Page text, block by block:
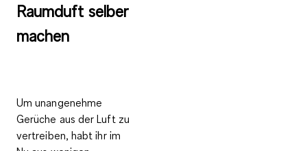
Raumduft selber
machen
Um unangenehme
Gerüche aus der Luft zu
vertreiben, habt ihr im